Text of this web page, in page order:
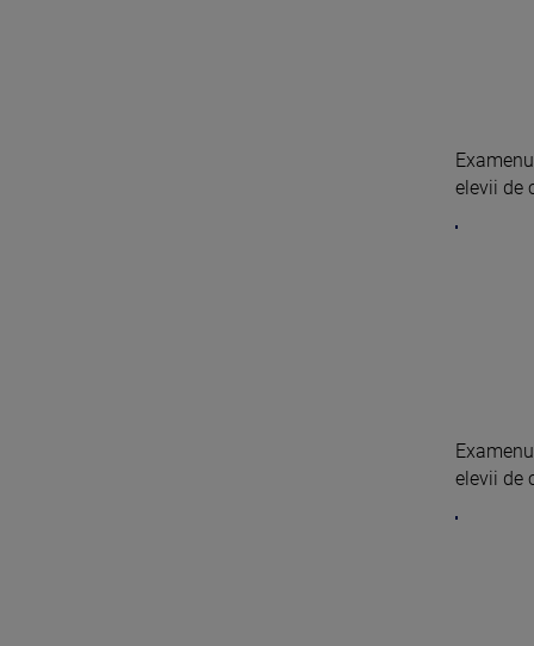
elevii de
elevii de